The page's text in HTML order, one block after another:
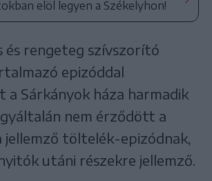
elöl legyen a Székelyhon!
és rengeteg szívszorító
epizóddal
Sárkányok háza harmadik
nem érződött a
töltelék-epizódnak,
utáni részekre jellemző.